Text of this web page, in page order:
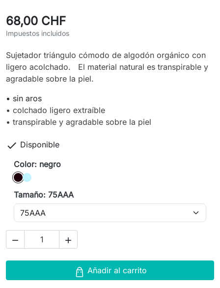
68,00 CHF
Impuestos incluidos
Sujetador triángulo cómodo de algodón orgánico con
ligero acolchado. El material natural es transpirable y
agradable sobre la piel.
• sin aros
• colchado ligero extraíble
• transpirable y agradable sobre la piel
 Disponible
Color: negro
negroazul-hielo
Tamaño: 75AAA
 
Añadir al carrito